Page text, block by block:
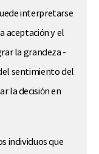
interpretarse
aceptación y el
la grandeza -
sentimiento del
la decisión en
individuos que